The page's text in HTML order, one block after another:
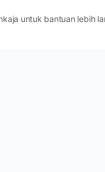
untuk bantuan lebih